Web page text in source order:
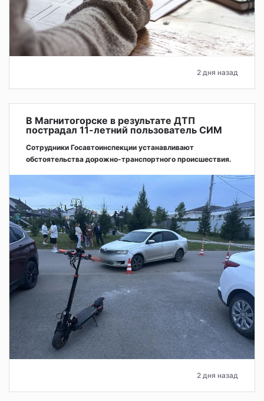
2 дня назад
В Магнитогорске в результате ДТП
пострадал 11-летний пользователь СИМ
Сотрудники Госавтоинспекции устанавливают
обстоятельства дорожно-транспортного происшествия.
2 дня назад